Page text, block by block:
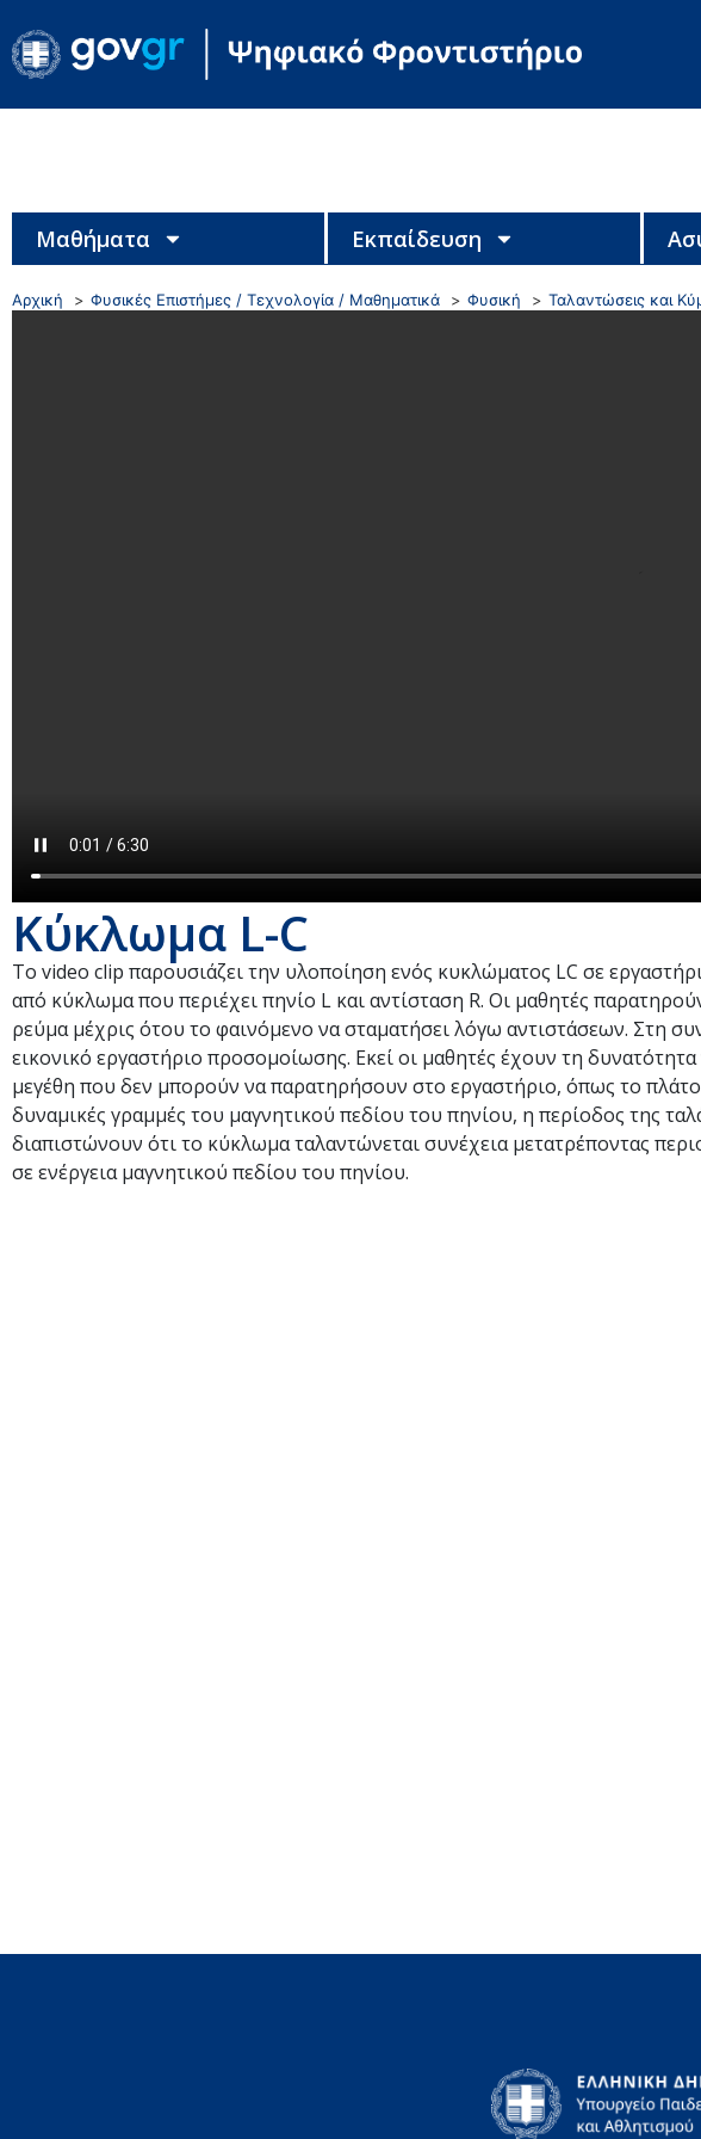
Μαθήματα Εκπαίδευση
Αρχική Φυσικές Επιστήμες / Τεχνολογία / Μαθηματικά Φυσική Ταλαντώσεις και
Κύκλωμα L-C
Το video clip παρουσιάζει την υλοποίηση ενός κυκλώματος LC σε
από κύκλωμα που περιέχει πηνίο L και αντίσταση R. Οι μαθητές
ρεύμα μέχρις ότου το φαινόμενο να σταματήσει λόγω αντιστάσεων. Στη
εικονικό εργαστήριο προσομοίωσης. Εκεί οι μαθητές έχουν τη
μεγέθη που δεν μπορούν να παρατηρήσουν στο εργαστήριο, όπως το
δυναμικές γραμμές του μαγνητικού πεδίου του πηνίου, η περίοδος της
διαπιστώνουν ότι το κύκλωμα ταλαντώνεται συνέχεια μετατρέποντας
σε ενέργεια μαγνητικού πεδίου του πηνίου.